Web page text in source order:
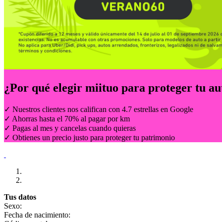
¿Por qué elegir miituo para proteger tu
✓ Nuestros clientes nos califican con 4.7 estrellas en Google
✓ Ahorras hasta el 70% al pagar por km
✓ Pagas al mes y cancelas cuando quieras
✓ Obtienes un precio justo para proteger tu patrimonio
Tus datos
Sexo:
Fecha de nacimiento: